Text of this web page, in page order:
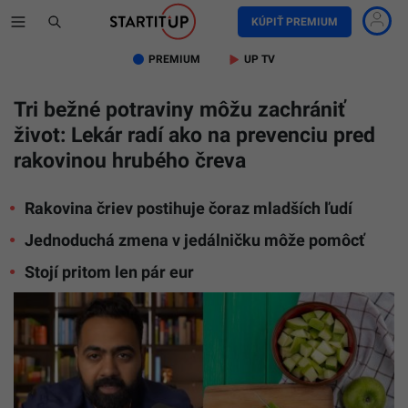
KÚPIŤ PREMIUM
PREMIUM UP TV
Tri bežné potraviny môžu zachrániť
život: Lekár radí ako na prevenciu pred
rakovinou hrubého čreva
Rakovina čriev postihuje čoraz mladších ľudí
Jednoduchá zmena v jedálničku môže pomôcť
Stojí pritom len pár eur